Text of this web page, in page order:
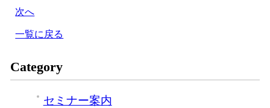
次へ
一覧に戻る
Category
セミナー案内